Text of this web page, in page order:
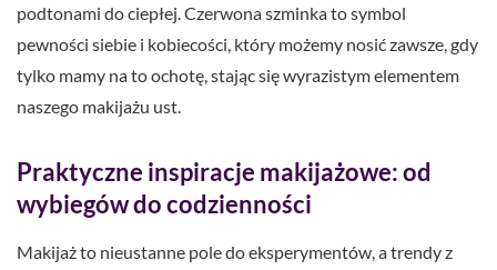
podtonami do ciepłej. Czerwona szminka to symbol
pewności siebie i kobiecości, który możemy nosić zawsze, gdy
tylko mamy na to ochotę, stając się wyrazistym elementem
naszego makijażu ust.
Praktyczne inspiracje makijażowe: od
wybiegów do codzienności
Makijaż to nieustanne pole do eksperymentów, a trendy z